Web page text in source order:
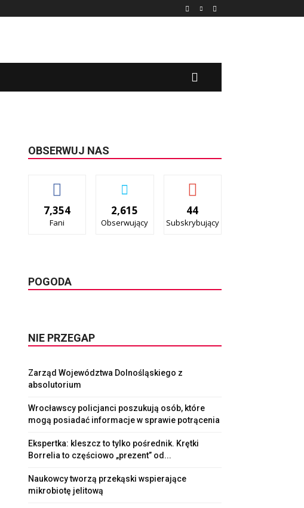
OBSERWUJ NAS
7,354
Fani
2,615
Obserwujący
44
Subskrybujący
POGODA
NIE PRZEGAP
Zarząd Województwa Dolnośląskiego z
absolutorium
Wrocławscy policjanci poszukują osób, które
mogą posiadać informacje w sprawie potrącenia
Ekspertka: kleszcz to tylko pośrednik. Krętki
Borrelia to częściowo „prezent” od...
Naukowcy tworzą przekąski wspierające
mikrobiotę jelitową